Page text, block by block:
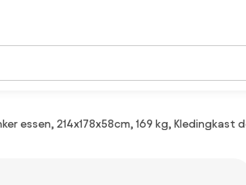
essen, 214x178x58cm, 169 kg,